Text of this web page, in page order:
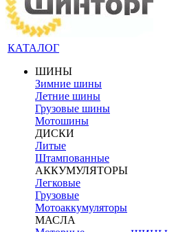
КАТАЛОГ
ШИНЫ
Зимние шины
Летние шины
Грузовые шины
Мотошины
ДИСКИ
Литые
Штампованные
АККУМУЛЯТОРЫ
Легковые
Грузовые
Мотоаккумуляторы
МАСЛА